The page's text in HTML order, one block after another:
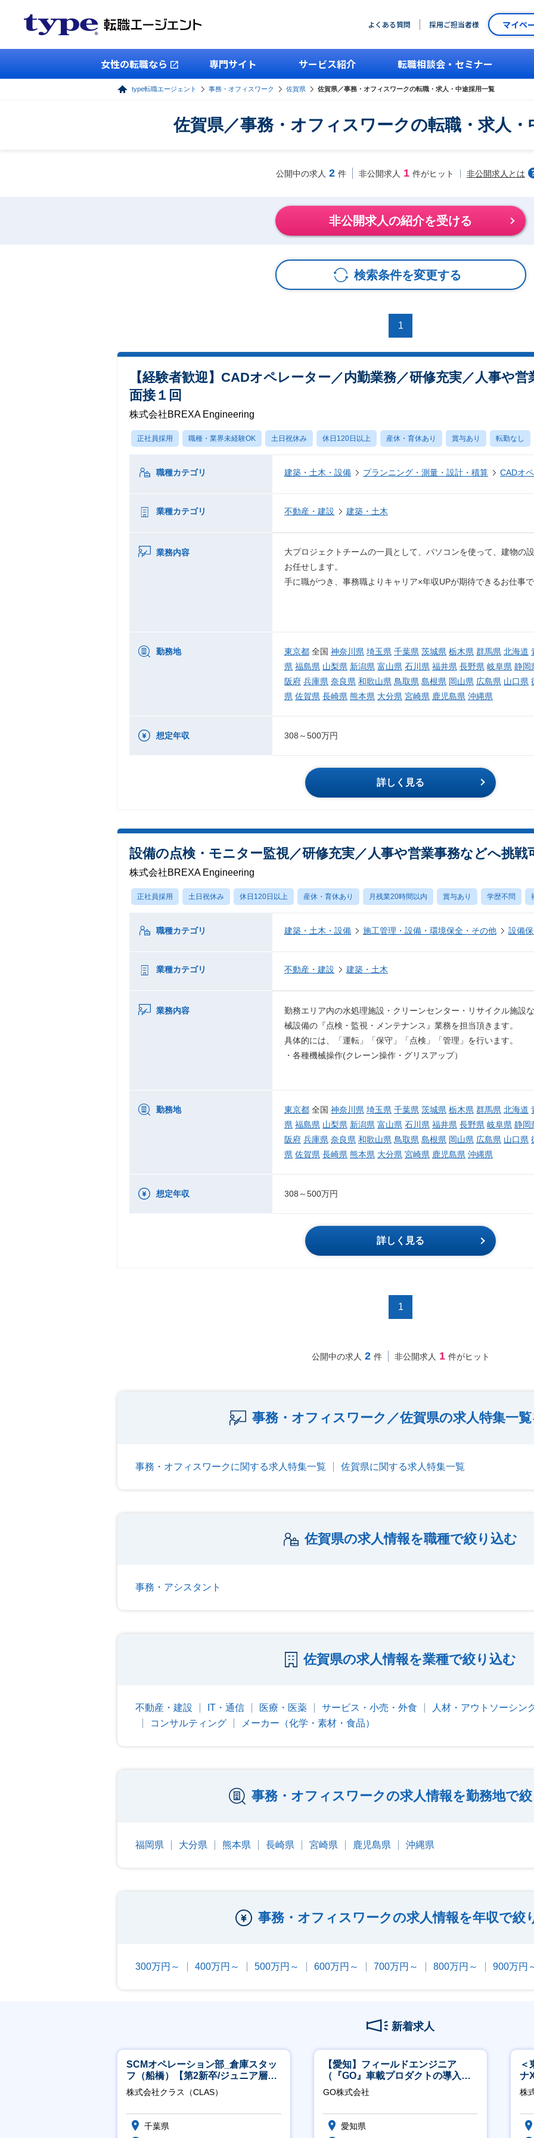
よくある質問 採用ご担当者様 マイペ
女性の転職なら 専門サイト サービス紹介 転職相談会・セミナー
type転職エージェント 事務・オフィスワーク 佐賀県 佐賀県／事務・オフィスワークの転職・求人・中途採用一覧
佐賀県／事務・オフィスワークの転職・求人・
公開中の求人 2 件 非公開求人 1 件がヒット 非公開求人とは
非公開求人の紹介を受ける
検索条件を変更する
1
【経験者歓迎】CADオペレーター／内勤業務／研修充実／人事や
面接１回
株式会社BREXA Engineering
正社員採用 職種・業界未経験OK 土日祝休み 休日120日以上 産休・育休あり 賞与あり 転勤なし
職種カテゴリ 建築・土木・設備 プランニング・測量・設計・積算 CADオ
業種カテゴリ 不動産・建設 建築・土木
業務内容
大プロジェクトチームの一員として、パソコンを使って、建物の
お任せします。
手に職がつき、事務職よりキャリア×年収UPが期待できるお仕事
勤務地 東京都 全国 神奈川県 埼玉県 千葉県 茨城県 栃木県 群馬県 北海道
県 福島県 山梨県 新潟県 富山県 石川県 福井県 長野県 岐阜県 静岡
阪府 兵庫県 奈良県 和歌山県 鳥取県 島根県 岡山県 広島県 山口県
県 佐賀県 長崎県 熊本県 大分県 宮崎県 鹿児島県 沖縄県
想定年収 308～500万円
詳しく見る
設備の点検・モニター監視／研修充実／人事や営業事務などへ挑戦
株式会社BREXA Engineering
正社員採用 土日祝休み 休日120日以上 産休・育休あり 月残業20時間以内 賞与あり 学歴不問
職種カテゴリ 建築・土木・設備 施工管理・設備・環境保全・その他 設備
業種カテゴリ 不動産・建設 建築・土木
業務内容
勤務エリア内の水処理施設・クリーンセンター・リサイクル施設
械設備の『点検・監視・メンテナンス』業務を担当頂きます。
具体的には、「運転」「保守」「点検」「管理」を行います。
・各種機械操作(クレーン操作・グリスアップ）
勤務地 東京都 全国 神奈川県 埼玉県 千葉県 茨城県 栃木県 群馬県 北海道
県 福島県 山梨県 新潟県 富山県 石川県 福井県 長野県 岐阜県 静岡
阪府 兵庫県 奈良県 和歌山県 鳥取県 島根県 岡山県 広島県 山口県
県 佐賀県 長崎県 熊本県 大分県 宮崎県 鹿児島県 沖縄県
想定年収 308～500万円
詳しく見る
1
公開中の求人 2 件 非公開求人 1 件がヒット
事務・オフィスワーク／佐賀県の求人特集一
事務・オフィスワークに関する求人特集一覧 佐賀県に関する求人特集一覧
佐賀県の求人情報を職種で絞り込む
事務・アシスタント
佐賀県の求人情報を業種で絞り込む
不動産・建設 IT・通信 医療・医薬 サービス・小売・外食
人材・アウトソーシン
コンサルティング
メーカー（化学・素材・食品）
事務・オフィスワークの求人情報を勤務地で
福岡県 大分県 熊本県 長崎県 宮崎県 鹿児島県 沖縄県
事務・オフィスワークの求人情報を年収で絞
300万円～ 400万円～ 500万円～ 600万円～ 700万円～ 800万円～ 900万円
新着求人
SCMオペレーション部_倉庫スタッ
フ（船橋）【第2新卒/ジュニア層歓
迎】
株式会社クラス（CLAS）
千葉県
【愛知】フィールドエンジニア
（『GO』車載プロダクトの導入サ
ポート／年休120日／土日祝休／直
行直帰
GO株式会社
愛知県
＜
ナ
◎
株